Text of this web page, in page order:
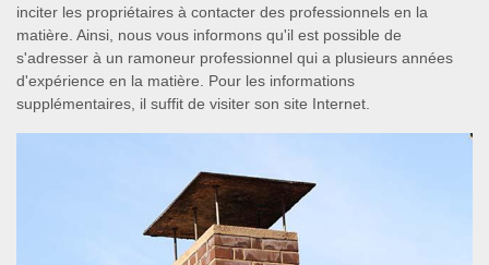
inciter les propriétaires à contacter des professionnels en la
matière. Ainsi, nous vous informons qu'il est possible de
s'adresser à un ramoneur professionnel qui a plusieurs années
d'expérience en la matière. Pour les informations
supplémentaires, il suffit de visiter son site Internet.